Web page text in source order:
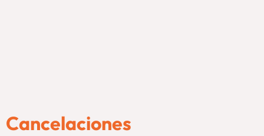
Cancelaciones